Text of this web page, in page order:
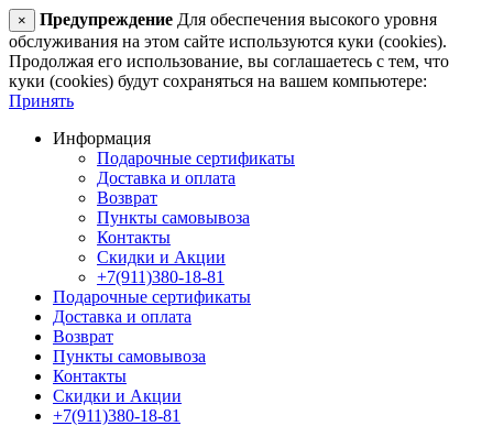
× Предупреждение Для обеспечения высокого уровня
обслуживания на этом сайте используются куки (cookies).
Продолжая его использование, вы соглашаетесь с тем, что
куки (cookies) будут сохраняться на вашем компьютере:
Принять
Информация
Подарочные сертификаты
Доставка и оплата
Возврат
Пункты самовывоза
Контакты
Скидки и Акции
+7(911)380-18-81
Подарочные сертификаты
Доставка и оплата
Возврат
Пункты самовывоза
Контакты
Скидки и Акции
+7(911)380-18-81